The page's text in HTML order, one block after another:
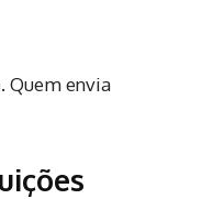
Quem envia